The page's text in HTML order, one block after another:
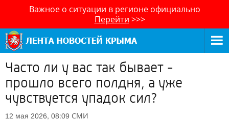
Важное о ситуации в регионе официально
Перейти >>>
Часто ли у вас так бывает -
прошло всего полдня, а уже
чувствуется упадок сил?
12 мая 2026, 08:09 СМИ